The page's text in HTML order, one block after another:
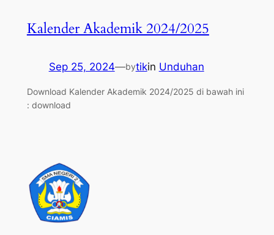
Kalender Akademik 2024/2025
Sep 25, 2024—bytikin Unduhan
Download Kalender Akademik 2024/2025 di bawah ini
: download